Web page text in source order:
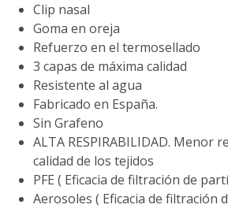
Clip nasal
Goma en oreja
Refuerzo en el termosellado
3 capas de máxima calidad
Resistente al agua
Fabricado en España.
Sin Grafeno
ALTA RESPIRABILIDAD. Menor
calidad de los tejidos
PFE ( Eficacia de filtración de
Aerosoles ( Eficacia de filtración